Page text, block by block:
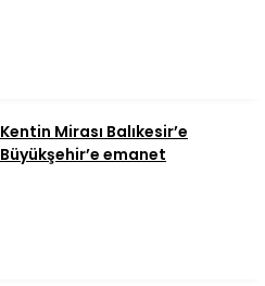
Kentin Mirası Balıkesir’e
Büyükşehir’e emanet